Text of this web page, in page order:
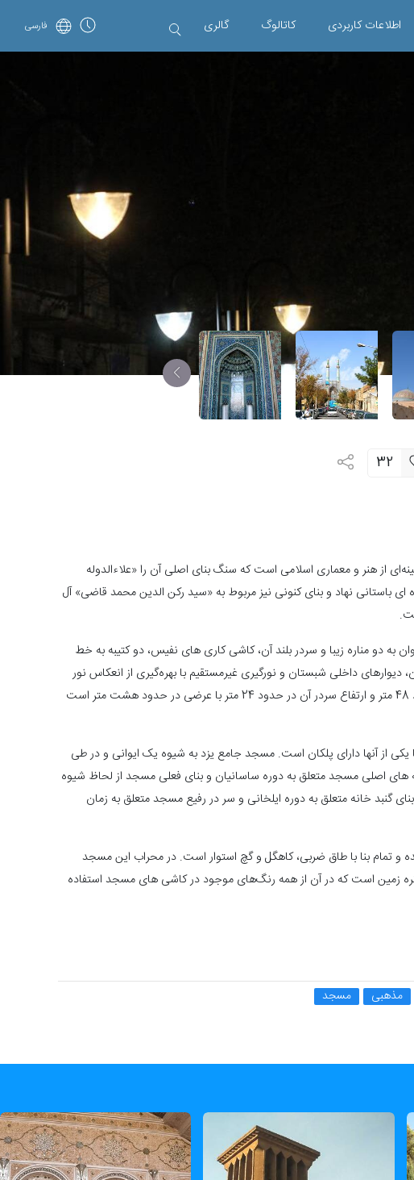
اطلاعات کاربردی کاتالوگ گالری فارسی
32
از هنر و معماری اسلامی است که سنگ بنای اصلی آن را «علاء‌الدوله
باستانی نهاد و بنای کنونی نیز مربوط به «سيد رکن الدين محمد قاضی» آل
به دو مناره زیبا و سردر بلند آن، کاشی کاری های نفيس، دو کتيبه به خط
داخلی شبستان و نورگیری غيرمستقيم با بهره‌گیری از انعکاس نور
اشاره کرد. ارتفاع مناره ‌های این مسجد حدود 48 متر و ارتفاع سردر آن در حدود 24 متر با عرضی در حدود هشت متر است
يکی از آنها دارای پلکان است. مسجد جامع یزد به شيوه یک ایوانی و در طی
پایه ‌های اصلی مسجد متعلق به دوره ساسانيان و بنای فعلی مسجد از لحاظ شيوه
گنبد خانه متعلق به دوره ایلخانی و سر در رفيع مسجد متعلق به زمان
و تمام بنا با طاق ضربی، کاهگل و گچ استوار است. در محراب اين مسجد
زمين است که در آن از همه رنگ‌های موجود در کاشی های مسجد استفاده
مذهبی مسجد